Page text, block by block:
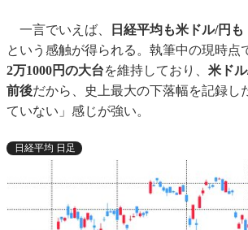
一言でいえば、 日経平均も米ドル/円
という感触が得られる。執筆中の現時点
2万1000円の大台を維持しており、 米ド
前後だから、史上最大の下落幅を記録し
ていない」感じが強い。
日経平均 日足